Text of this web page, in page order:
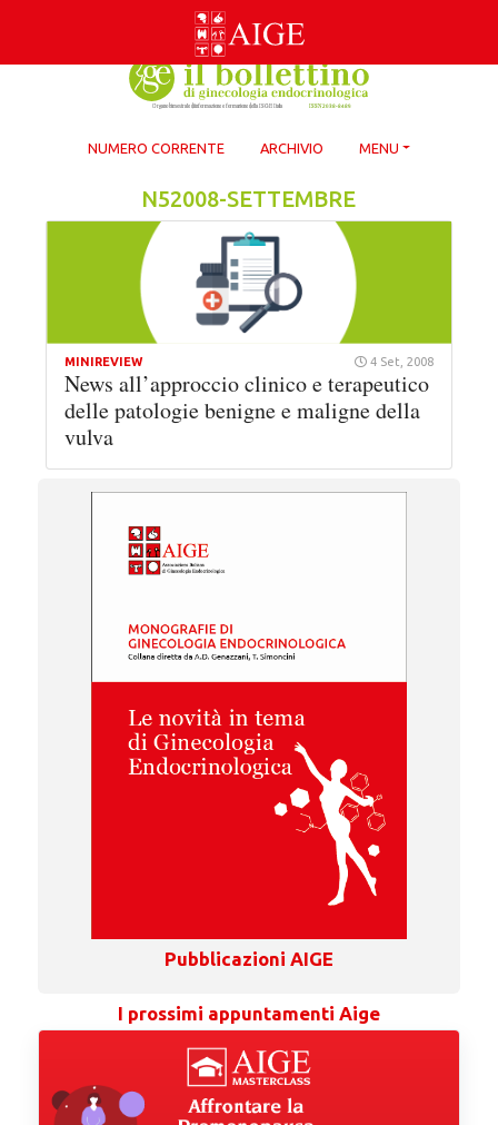
NUMERO CORRENTE ARCHIVIO MENU
N52008-SETTEMBRE
MINIREVIEW 4 Set, 2008
News all’approccio clinico e terapeutico
delle patologie benigne e maligne della
vulva
Pubblicazioni AIGE
I prossimi appuntamenti Aige